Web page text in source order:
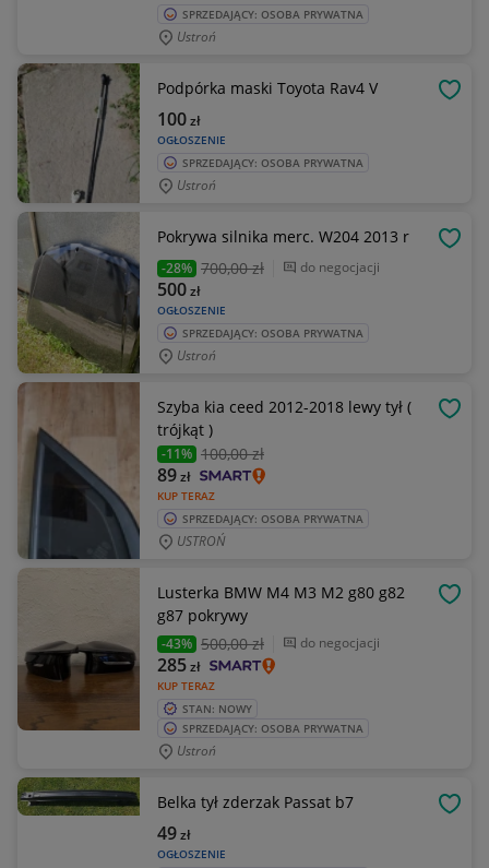
SPRZEDAJĄCY: OSOBA PRYWATNA
Ustroń
Podpórka maski Toyota Rav4 V
OGŁOSZENIE
100zł
SPRZEDAJĄCY: OSOBA PRYWATNA
Ustroń
Pokrywa silnika merc. W204 2013 r
-28% 700,00 zł do negocjacji
OGŁOSZENIE
500zł
SPRZEDAJĄCY: OSOBA PRYWATNA
Ustroń
Szyba kia ceed 2012-2018 lewy tył (
trójkąt )
-11% 100,00 zł
KUP TERAZ
89zł
SPRZEDAJĄCY: OSOBA PRYWATNA
USTROŃ
Lusterka BMW M4 M3 M2 g80 g82
g87 pokrywy
-43% 500,00 zł do negocjacji
KUP TERAZ
285zł
STAN: NOWY
SPRZEDAJĄCY: OSOBA PRYWATNA
Ustroń
Belka tył zderzak Passat b7
OGŁOSZENIE
49zł